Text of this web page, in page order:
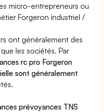
micro-entrepreneurs ou
Forgeron industriel /
ont généralement des
les sociétés. Par
rc pro Forgeron
sont généralement
prévoyances TNS